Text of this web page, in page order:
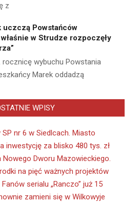
z
uczczą Powstańców
w Strudze rozpoczęły
rocznicę wybuchu Powstania
Marek oddadzą
WPISY
nr 6 w Siedlcach. Miasto
inwestycję za blisko 480 tys. zł
Nowego Dworu Mazowieckiego.
na pięć ważnych projektów
serialu „Ranczo” już 15
zamieni się w Wilkowyje